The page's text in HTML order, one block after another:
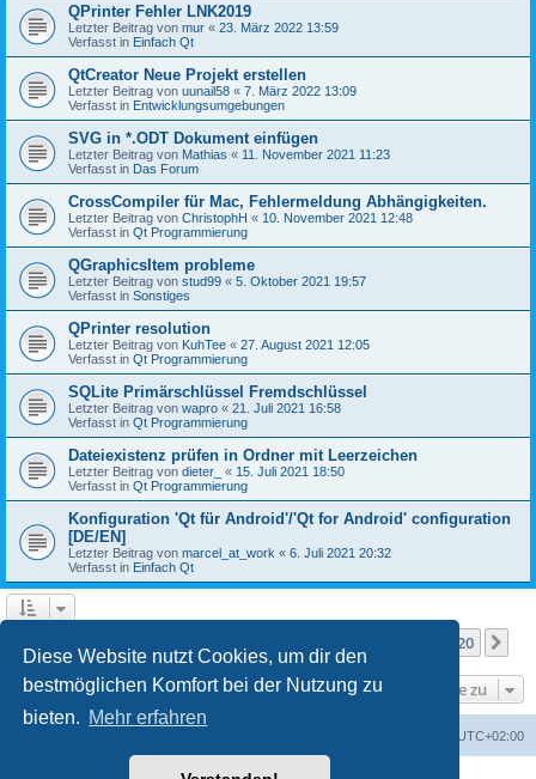
Diese Website nutzt Cookies, um dir den
bestmöglichen Komfort bei der Nutzung zu
bieten. Mehr erfahren
QPrinter Fehler LNK2019
Letzter Beitrag von mur « 23. März 2022 13:59
Verfasst in Einfach Qt
QtCreator Neue Projekt erstellen
Letzter Beitrag von uunail58 « 7. März 2022 13:09
Verfasst in Entwicklungsumgebungen
SVG in *.ODT Dokument einfügen
Letzter Beitrag von Mathias « 11. November 2021 11:23
Verfasst in Das Forum
CrossCompiler für Mac, Fehlermeldung Abhängigkeiten.
Letzter Beitrag von ChristophH « 10. November 2021 12:48
Verfasst in Qt Programmierung
QGraphicsItem probleme
Letzter Beitrag von stud99 « 5. Oktober 2021 19:57
Verfasst in Sonstiges
QPrinter resolution
Letzter Beitrag von KuhTee « 27. August 2021 12:05
Verfasst in Qt Programmierung
SQLite Primärschlüssel Fremdschlüssel
Letzter Beitrag von wapro « 21. Juli 2021 16:58
Verfasst in Qt Programmierung
Dateiexistenz prüfen in Ordner mit Leerzeichen
Letzter Beitrag von dieter_ « 15. Juli 2021 18:50
Verfasst in Qt Programmierung
Konfiguration 'Qt für Android'/'Qt for Android' configuration
[DE/EN]
Letzter Beitrag von marcel_at_work « 6. Juli 2021 20:32
Verfasst in Einfach Qt
20
Gehe zu
UTC+02:00